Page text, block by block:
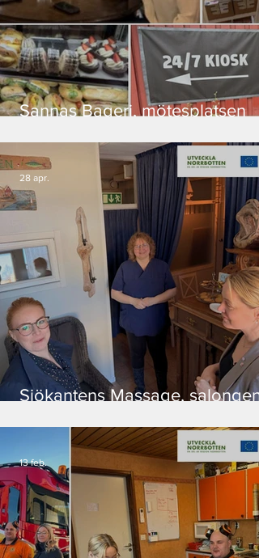
Sannas Bageri, mötesplatsen
Puoltikasvaara
Sjökantens Massage, salongen
28 apr.
13 feb.